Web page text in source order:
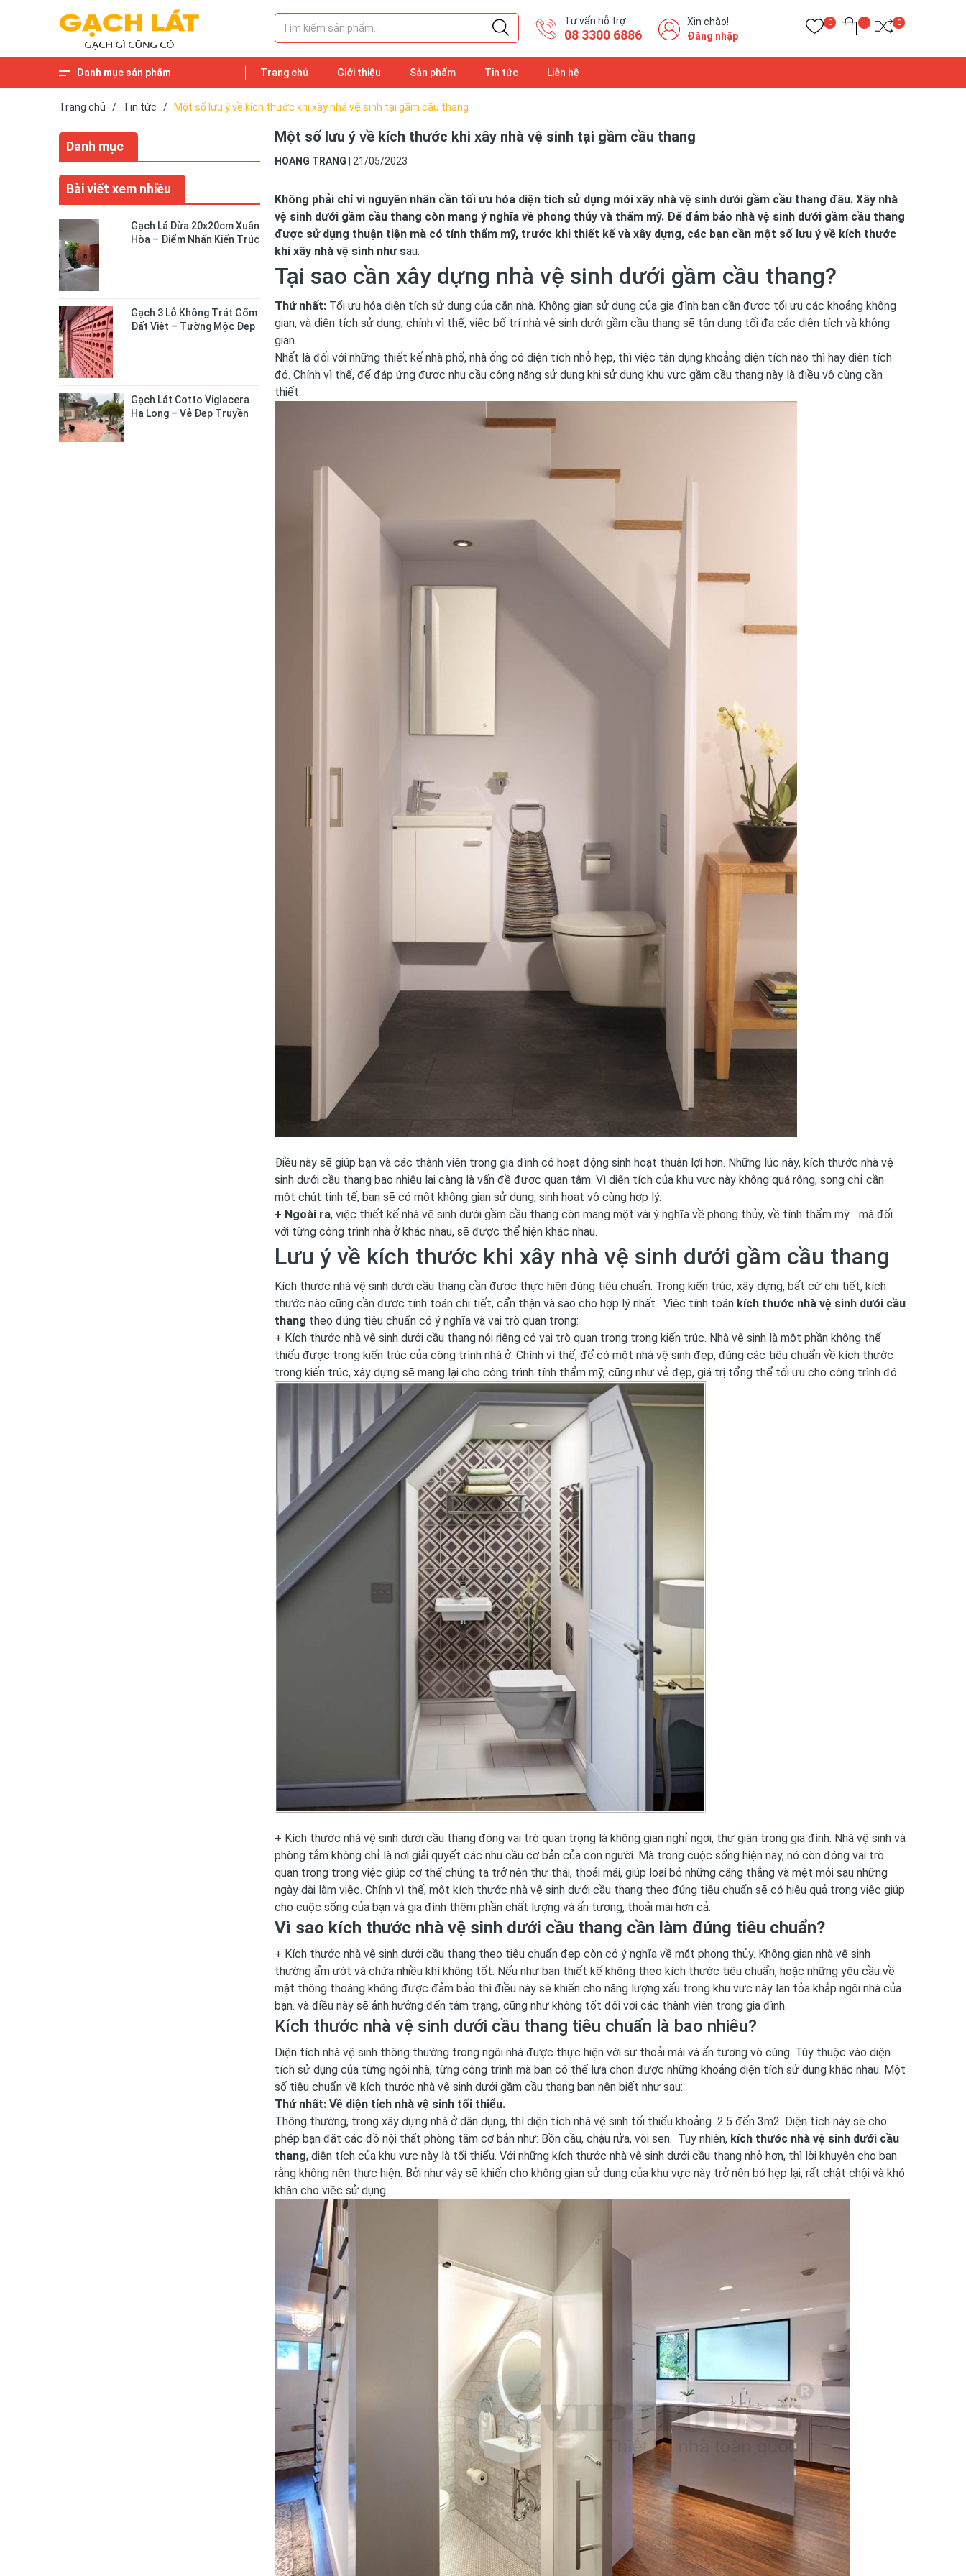
Tư vấn hỗ trợ
08 3300 6886
Xin chào!
Đăng nhập
0 0
Danh mục sản phẩm Trang chủ Giới thiệu Sản phẩm Tin tức Liên hệ
Trang chủ / Tin tức / Một số lưu ý về kích thước khi xây nhà vệ sinh tại gầm cầu thang
Danh mục
Bài viết xem nhiều
Gạch Lá Dừa 20x20cm Xuân
Hòa – Điểm Nhấn Kiến Trúc
Gạch 3 Lỗ Không Trát Gốm
Đất Việt – Tường Mộc Đẹp
Gạch Lát Cotto Viglacera
Hạ Long – Vẻ Đẹp Truyền
Một số lưu ý về kích thước khi xây nhà vệ sinh tại gầm cầu thang
HOANG TRANG 21/05/2023
Không phải chỉ vì nguyên nhân cần tối ưu hóa diện tích sử dụng mới xây nhà vệ sinh dưới gầm cầu thang đâu. Xây nhà
vệ sinh dưới gầm cầu thang còn mang ý nghĩa về phong thủy và thẩm mỹ. Để đảm bảo nhà vệ sinh dưới gầm cầu thang
được sử dụng thuận tiện mà có tính thẩm mỹ, trước khi thiết kế và xây dựng, các bạn cần một số lưu ý về kích thước
khi xây nhà vệ sinh như sau:
Tại sao cần xây dựng nhà vệ sinh dưới gầm cầu thang?
Thứ nhất: Tối ưu hóa diện tích sử dụng của căn nhà. Không gian sử dụng của gia đình bạn cần được tối ưu các khoảng không
gian, và diện tích sử dụng, chính vì thế, việc bố trí nhà vệ sinh dưới gầm cầu thang sẽ tận dụng tối đa các diện tích và không
gian.
Nhất là đối với những thiết kế nhà phố, nhà ống có diện tích nhỏ hẹp, thì việc tận dụng khoảng diện tích nào thì hay diện tích
đó. Chính vì thế, để đáp ứng được nhu cầu công năng sử dụng khi sử dụng khu vực gầm cầu thang này là điều vô cùng cần
thiết.
Điều này sẽ giúp bạn và các thành viên trong gia đình có hoạt động sinh hoạt thuận lợi hơn. Những lúc này, kích thước nhà vệ
sinh dưới cầu thang bao nhiêu lại càng là vấn đề được quan tâm. Vì diện tích của khu vực này không quá rộng, song chỉ cần
một chút tinh tế, bạn sẽ có một không gian sử dụng, sinh hoạt vô cùng hợp lý.
+ Ngoài ra, việc thiết kế nhà vệ sinh dưới gầm cầu thang còn mang một vài ý nghĩa về phong thủy, về tính thẩm mỹ… mà đối
với từng công trình nhà ở khác nhau, sẽ được thể hiện khác nhau.
Lưu ý về kích thước khi xây nhà vệ sinh dưới gầm cầu thang
Kích thước nhà vệ sinh dưới cầu thang cần được thực hiện đúng tiêu chuẩn. Trong kiến trúc, xây dựng, bất cứ chi tiết, kích
thước nào cũng cần được tính toán chi tiết, cẩn thận và sao cho hợp lý nhất. Việc tính toán kích thước nhà vệ sinh dưới cầu
thang theo đúng tiêu chuẩn có ý nghĩa và vai trò quan trọng:
+ Kích thước nhà vệ sinh dưới cầu thang nói riêng có vai trò quan trọng trong kiến trúc. Nhà vệ sinh là một phần không thể
thiếu được trong kiến trúc của công trình nhà ở. Chính vì thế, để có một nhà vệ sinh đẹp, đúng các tiêu chuẩn về kích thước
trong kiến trúc, xây dựng sẽ mang lại cho công trình tính thẩm mỹ, cũng như vẻ đẹp, giá trị tổng thể tối ưu cho công trình đó.
+ Kích thước nhà vệ sinh dưới cầu thang đóng vai trò quan trọng là không gian nghỉ ngơi, thư giãn trong gia đình. Nhà vệ sinh và
phòng tắm không chỉ là nơi giải quyết các nhu cầu cơ bản của con người. Mà trong cuộc sống hiện nay, nó còn đóng vai trò
quan trọng trong việc giúp cơ thể chúng ta trở nên thư thái, thoải mái, giúp loại bỏ những căng thẳng và mệt mỏi sau những
ngày dài làm việc. Chính vì thế, một kích thước nhà vệ sinh dưới cầu thang theo đúng tiêu chuẩn sẽ có hiệu quả trong việc giúp
cho cuộc sống của bạn và gia đình thêm phần chất lượng và ấn tượng, thoải mái hơn cả.
Vì sao kích thước nhà vệ sinh dưới cầu thang cần làm đúng tiêu chuẩn?
+ Kích thước nhà vệ sinh dưới cầu thang theo tiêu chuẩn đẹp còn có ý nghĩa về mặt phong thủy. Không gian nhà vệ sinh
thường ẩm ướt và chứa nhiều khí không tốt. Nếu như bạn thiết kế không theo kích thước tiêu chuẩn, hoặc những yêu cầu về
mặt thông thoáng không được đảm bảo thì điều này sẽ khiến cho năng lượng xấu trong khu vực này lan tỏa khắp ngôi nhà của
bạn. và điều này sẽ ảnh hưởng đến tậm trạng, cũng như không tốt đối với các thành viên trong gia đình.
Kích thước nhà vệ sinh dưới cầu thang tiêu chuẩn là bao nhiêu?
Diện tích nhà vệ sinh thông thường trong ngôi nhà được thực hiện với sự thoải mái và ấn tượng vô cùng. Tùy thuộc vào diện
tích sử dụng của từng ngôi nhà, từng công trình mà bạn có thể lựa chọn được những khoảng diện tích sử dụng khác nhau. Một
số tiêu chuẩn về kích thước nhà vệ sinh dưới gầm cầu thang bạn nên biết như sau:
Thứ nhất: Về diện tích nhà vệ sinh tối thiểu.
Thông thường, trong xây dựng nhà ở dân dụng, thì diện tích nhà vệ sinh tối thiểu khoảng 2.5 đến 3m2. Diện tích này sẽ cho
phép bạn đặt các đồ nội thất phòng tắm cơ bản như: Bồn cầu, chậu rửa, vòi sen. Tuy nhiên, kích thước nhà vệ sinh dưới cầu
thang, diện tích của khu vực này là tối thiểu. Với những kích thước nhà vệ sinh dưới cầu thang nhỏ hơn, thì lời khuyên cho bạn
rằng không nên thực hiện. Bởi như vậy sẽ khiến cho không gian sử dụng của khu vực này trở nên bó hẹp lại, rất chật chội và khó
khăn cho việc sử dụng.